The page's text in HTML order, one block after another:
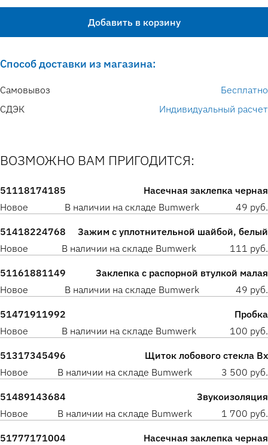
Добавить в корзину
Способ доставки из магазина:
Самовывоз
Бесплатно
СДЭК
Индивидуальный расчет
ВОЗМОЖНО ВАМ ПРИГОДИТСЯ:
51118174185
Насечная заклепка черная
Новое
В наличии на складе Bumwerk 49 руб.
51418224768
Зажим с уплотнительной шайбой, белый
Новое
В наличии на складе Bumwerk 111 руб.
51161881149
Заклепка с распорной втулкой малая
Новое
В наличии на складе Bumwerk 49 руб.
51471911992
Пробка
Новое
В наличии на складе Bumwerk 100 руб.
51317345496
Щиток лобового стекла Вх
Новое
В наличии на складе Bumwerk 3 500 руб.
51489143684
Звукоизоляция
Новое
В наличии на складе Bumwerk 1 700 руб.
51777171004
Насечная заклепка черная